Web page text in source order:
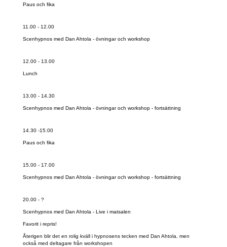
Paus och fika
11.00 - 12.00
Scenhypnos med Dan Ahtola - övningar och workshop
12.00 - 13.00
Lunch
13.00 - 14.30
Scenhypnos med Dan Ahtola - övningar och workshop - fortsättning
14.30 -15.00
Paus och fika
15.00 - 17.00
Scenhypnos med Dan Ahtola - övningar och workshop - fortsättning
20.00 - ?
Scenhypnos med Dan Ahtola - Live i matsalen
Favorit i repris!
Återigen blir det en rolig kväll i hypnosens tecken med Dan Ahtola, men
också med deltagare från workshopen